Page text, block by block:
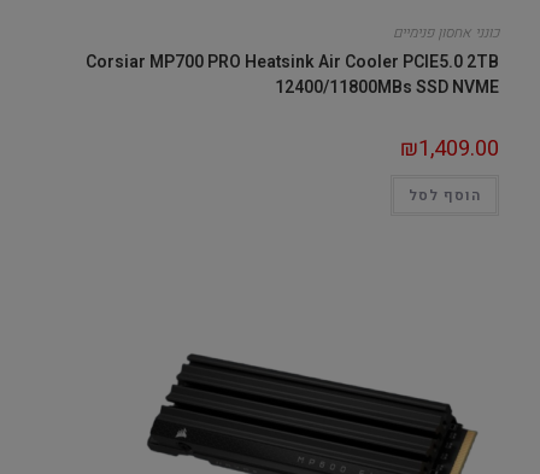
כונני אחסון פנימיים
Corsiar MP700 PRO Heatsink Air Cooler PCIE5.0 2TB
12400/11800MBs SSD NVME
₪1,409.00
הוסף לסל